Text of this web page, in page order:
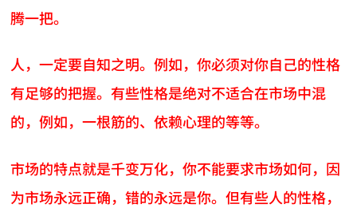
腾一把。
人，一定要自知之明。例如，你必须对你自己的性格
有足够的把握。有些性格是绝对不适合在市场中混
的，例如，一根筋的、依赖心理的等等。
市场的特点就是千变万化，你不能要求市场如何，因
为市场永远正确，错的永远是你。但有些人的性格，